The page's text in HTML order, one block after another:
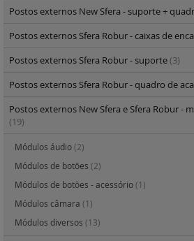
Postos externos New Sfera - suporte +
Postos externos Sfera Robur - caixas de
Postos externos Sfera Robur - suporte(3)
Postos externos Sfera Robur - quadro de
Postos externos New Sfera e Sfera Robur -
(19)
Módulos áudio(2)
Módulos de botões (2)
Módulos de botões - acessório(1)
Módulos câmara (1)
Módulos diversos (13)